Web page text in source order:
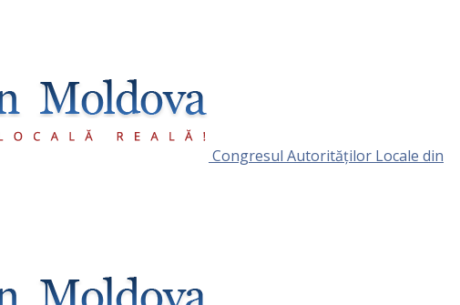
Congresul Autorităţilor Locale din